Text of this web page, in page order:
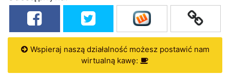
Wspieraj naszą działalność możesz postawić nam
wirtualną kawę: